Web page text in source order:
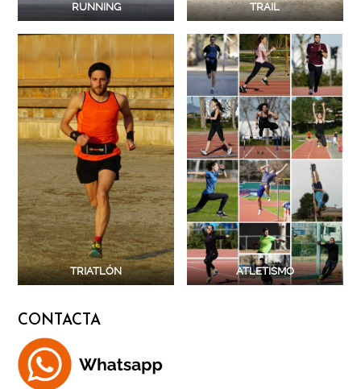
RUNNING TRAIL
TRIATLÓN ATLETISMO
CONTACTA